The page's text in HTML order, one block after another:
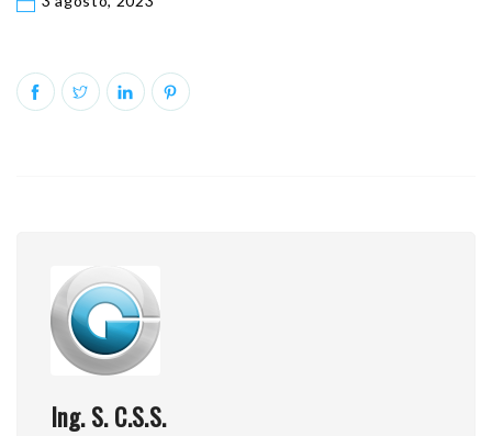
Ing. S. C.S.S.